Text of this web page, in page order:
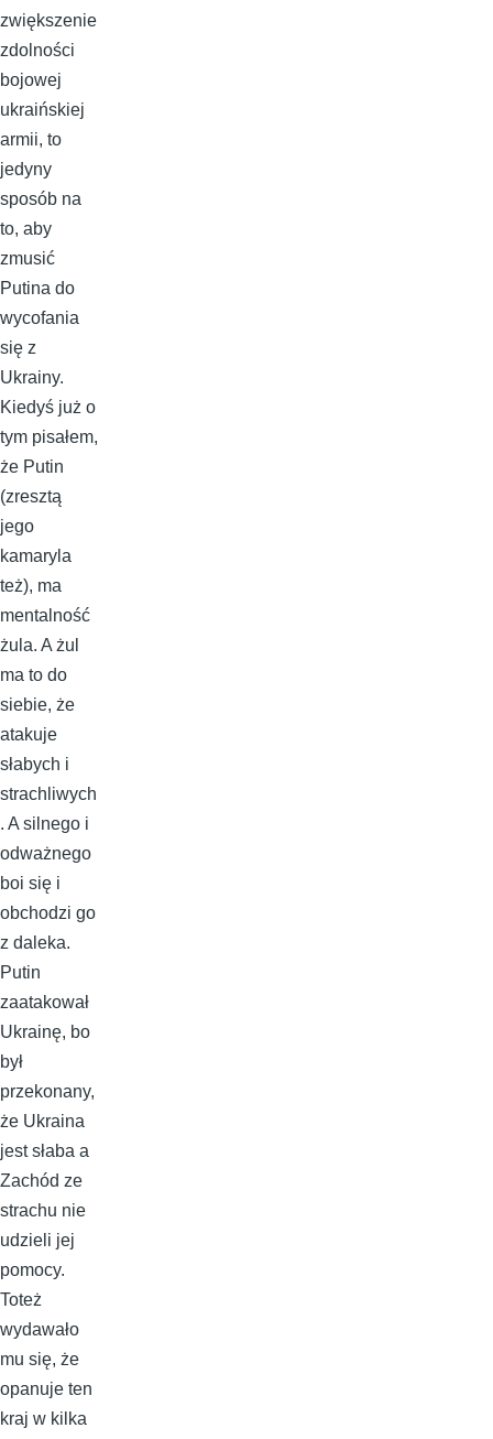
zwiększenie
zdolności
bojowej
ukraińskiej
armii, to
jedyny
sposób na
to, aby
zmusić
Putina do
wycofania
się z
Ukrainy.
Kiedyś już o
tym pisałem,
że Putin
(zresztą
jego
kamaryla
też), ma
mentalność
żula. A żul
ma to do
siebie, że
atakuje
słabych i
strachliwych
. A silnego i
odważnego
boi się i
obchodzi go
z daleka.
Putin
zaatakował
Ukrainę, bo
był
przekonany,
że Ukraina
jest słaba a
Zachód ze
strachu nie
udzieli jej
pomocy.
Toteż
wydawało
mu się, że
opanuje ten
kraj w kilka